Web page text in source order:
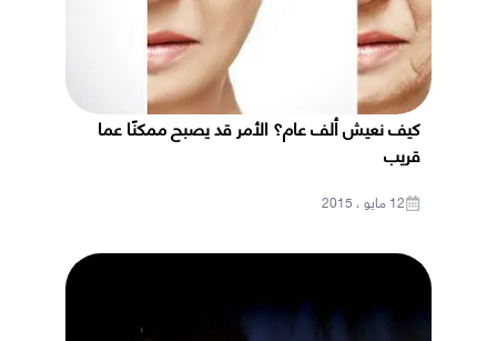
كيف نعيش ألف عام؟ الأمر قد يصبح ممكنًا عما
قريب
12 مايو ، 2015